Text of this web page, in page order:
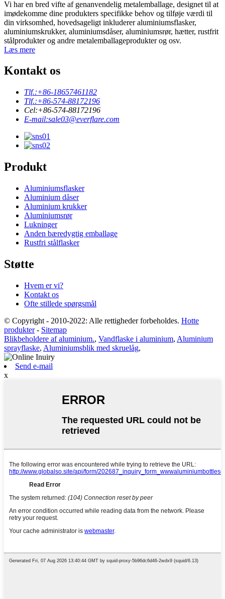
Vi har en bred vifte af genanvendelig metalemballage, designet til at
imødekomme dine produkters specifikke behov og tilføje værdi til
din virksomhed, hovedsageligt inkluderer aluminiumsflasker,
aluminiumskrukker, aluminiumsdåser, aluminiumsrør, hætter, rustfrit
stålprodukter og andre metalemballageprodukter og osv.
Læs mere
Kontakt os
Tlf.:+86-18657461182
Tlf.:+86-574-88172196
Cel:+86-574-88172196
E-mail:sale03@everflare.com
Produkt
Aluminiumsflasker
Aluminium dåser
Aluminium krukker
Aluminiumsrør
Lukninger
Anden bæredygtig emballage
Rustfri stålflasker
Støtte
Hvem er vi?
Kontakt os
Ofte stillede spørgsmål
© Copyright - 2010-2022: Alle rettigheder forbeholdes. Hotte
produkter- Sitemap
Blikbeholdere af aluminium., Vandflaske i aluminium, Aluminium
sprayflaske, Aluminiumsblik med skruelåg,
Send e-mail
x